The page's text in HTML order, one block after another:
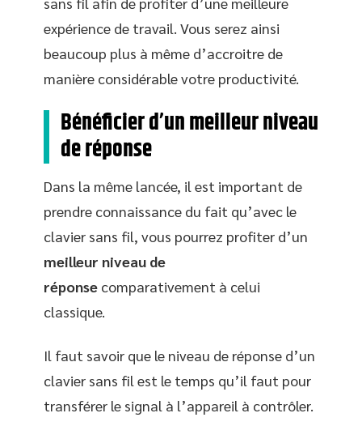
expérience de travail. Vous serez ainsi
beaucoup plus à même d’accroitre de
manière considérable votre productivité.
Bénéficier d’un meilleur niveau
de réponse
Dans la même lancée, il est important de
prendre connaissance du fait qu’avec le
clavier sans fil, vous pourrez profiter d’un
meilleur niveau de
réponse comparativement à celui
classique.
Il faut savoir que le niveau de réponse d’un
clavier sans fil est le temps qu’il faut pour
transférer le signal à l’appareil à contrôler.